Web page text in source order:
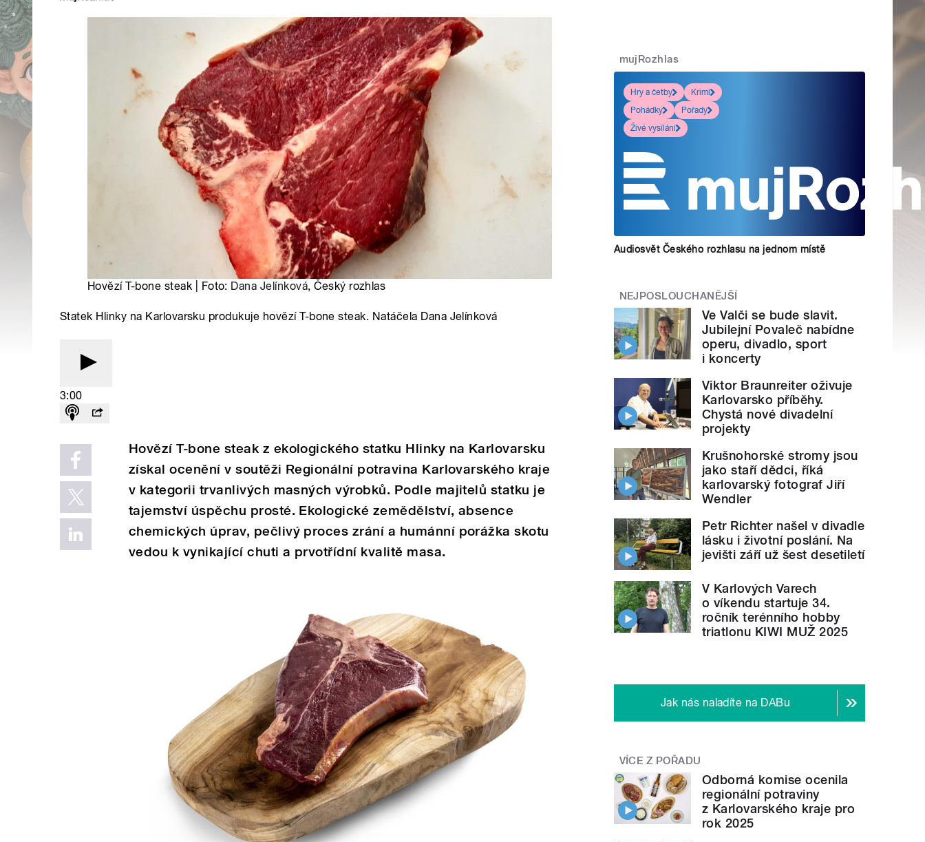
Hovězí T-bone steak | Foto: Dana Jelínková, Český rozhlas
Statek Hlinky na Karlovarsku produkuje hovězí T-bone steak. Natáčela Dana Jelínková
3:00
Hovězí T-bone steak z ekologického statku Hlinky na Karlovarsku
získal ocenění v soutěži Regionální potravina Karlovarského kraje
v kategorii trvanlivých masných výrobků. Podle majitelů statku je
tajemství úspěchu prosté. Ekologické zemědělství, absence
chemických úprav, pečlivý proces zrání a humánní porážka skotu
vedou k vynikající chuti a prvotřídní kvalitě masa.
mujRozhlas
Hry a četby
Krimi
Pohádky
Pořady
Živé vysílání
Audiosvět Českého rozhlasu na jednom místě
NEJPOSLOUCHANĚJŠÍ
Ve Valči se bude slavit.
Jubilejní Povaleč nabídne
operu, divadlo, sport
i koncerty
Viktor Braunreiter oživuje
Karlovarsko příběhy.
Chystá nové divadelní
projekty
Krušnohorské stromy jsou
jako staří dědci, říká
karlovarský fotograf Jiří
Wendler
Petr Richter našel v divadle
lásku i životní poslání. Na
jevišti září už šest desetiletí
V Karlových Varech
o víkendu startuje 34.
ročník terénního hobby
triatlonu KIWI MUŽ 2025
Jak nás naladíte na DABu
VÍCE Z POŘADU
Odborná komise ocenila
regionální potraviny
z Karlovarského kraje pro
rok 2025